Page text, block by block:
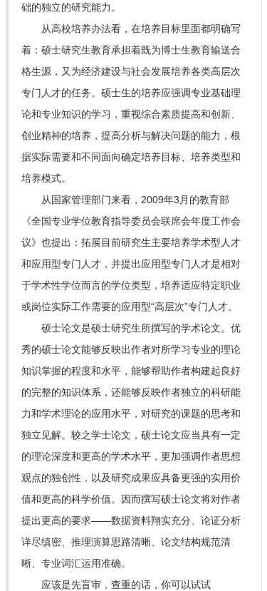
础的独立的研究能力。
从高校培养办法看，在培养目标里面都明确写
着：硕士研究生教育承担着既为博士生教育输送合
格生源，又为经济建设与社会发展培养各类高层次
专门人才的任务。硕士生的培养应强调专业基础理
论和专业知识的学习，重视综合素质提高和创新、
创业精神的培养，提高分析与解决问题的能力，根
据实际需要和不同面向确定培养目标、培养类型和
培养模式。
从国家管理部门来看，2009年3月的教育部
《全国专业学位教育指导委员会联席会年度工作会
议》也提出：拓展目前研究生主要培养学术型人才
和应用型专门人才，并提出应用型专门人才是相对
于学术性学位而言的学位类型，培养适应特定职业
或岗位实际工作需要的应用型“高层次”专门人才。
硕士论文是硕士研究生所撰写的学术论文。优
秀的硕士论文能够反映出作者对所学习专业的理论
知识掌握的程度和水平，能够帮助作者构建起良好
的完整的知识体系，还能够反映作者独立的科研能
力和学术理论的应用水平，对研究的课题的思考和
独立见解。较之学士论文，硕士论文应当具有一定
的理论深度和更高的学术水平，更加强调作者思想
观点的独创性，以及研究成果应具备更强的实用价
值和更高的科学价值。因而撰写硕士论文将对作者
提出更高的要求——数据资料翔实充分、论证分析
详尽缜密、推理演算思路清晰、论文结构规范清
晰、专业词汇运用准确。
应该是先盲审，查重的话，你可以试试